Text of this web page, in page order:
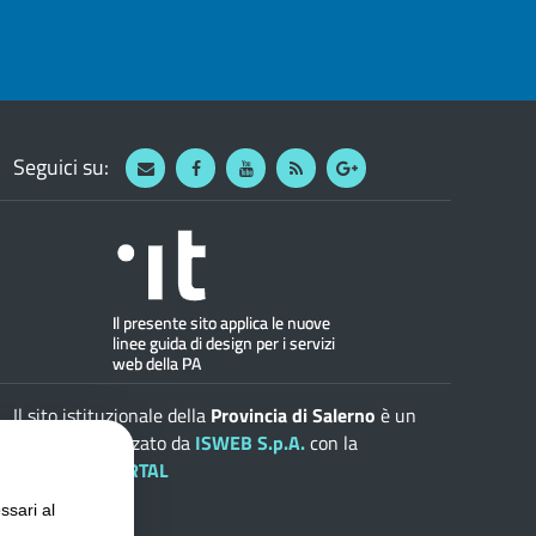
Seguici su: WebmailFacebookYoutube
RSS Google
Il sito istituzionale della Provincia di Salerno è un
progetto realizzato da ISWEB S.p.A.con la
ePORTAL
al